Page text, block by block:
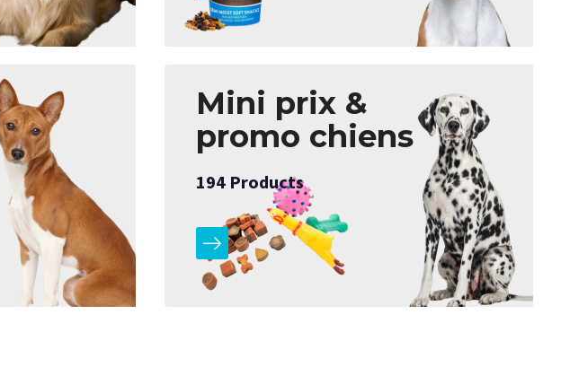
Mini prix &
promo chiens
194Products